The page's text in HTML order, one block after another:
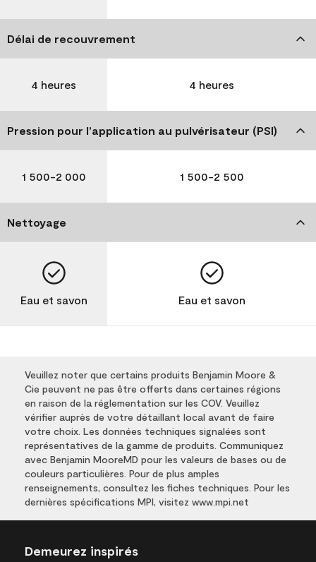
Délai de recouvrement
4 heures 4 heures
Pression pour l’application au pulvérisateur (PSI)
1 500-2 000 1 500-2 500
Nettoyage
Eau et savon Eau et savon
Veuillez noter que certains produits Benjamin Moore &
Cie peuvent ne pas être offerts dans certaines régions
en raison de la réglementation sur les COV. Veuillez
vérifier auprès de votre détaillant local avant de faire
votre choix. Les données techniques signalées sont
représentatives de la gamme de produits. Communiquez
avec Benjamin MooreMD pour les valeurs de bases ou de
couleurs particulières. Pour de plus amples
renseignements, consultez les fiches techniques. Pour les
dernières spécifications MPI, visitez www.mpi.net
Demeurez inspirés